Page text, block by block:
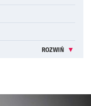
ROZWIŃ